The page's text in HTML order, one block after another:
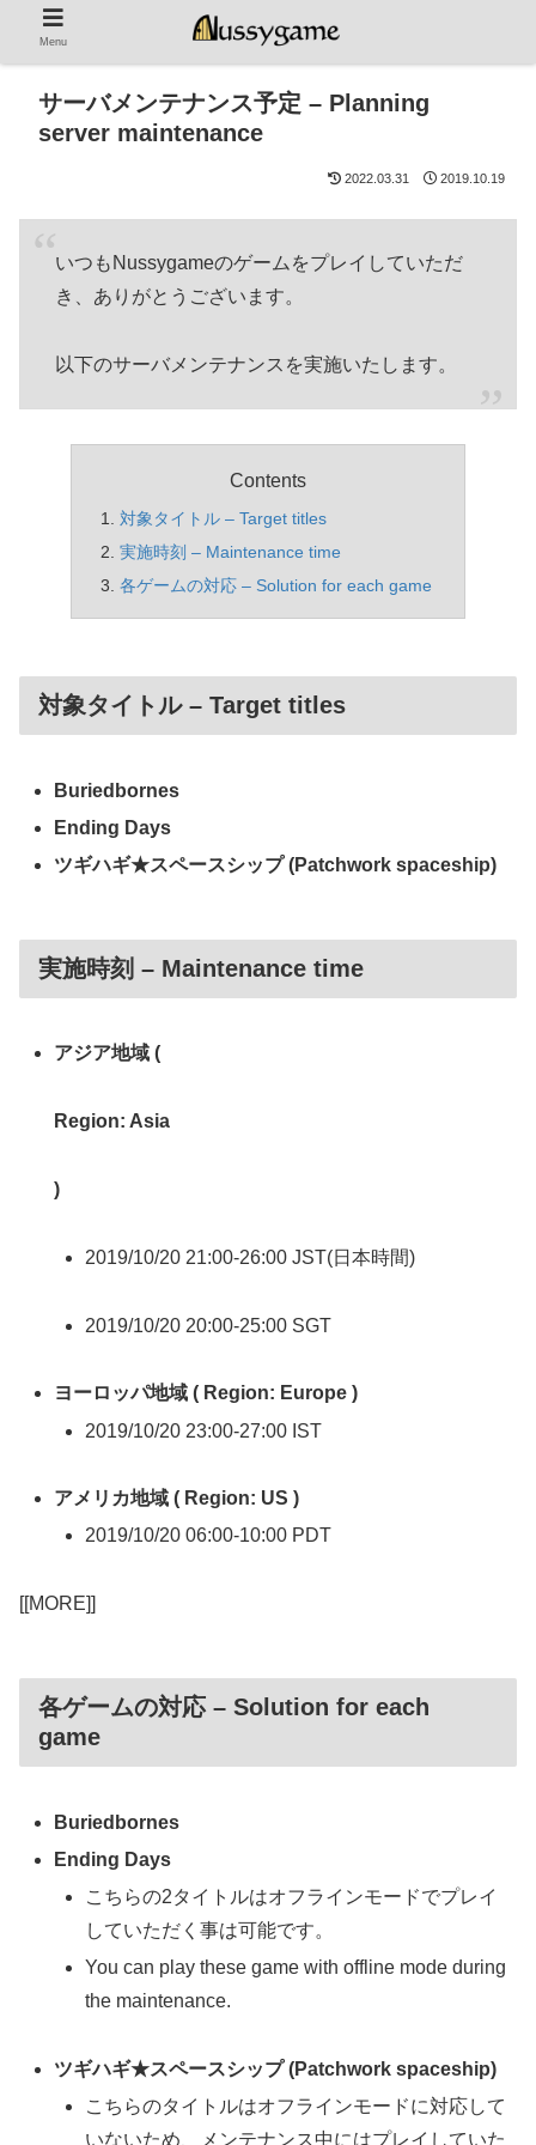
サーバメンテナンス予定 – Planning
server maintenance
2022.03.31 2019.10.19
いつもNussygameのゲームをプレイしていただ
き、ありがとうございます。
以下のサーバメンテナンスを実施いたします。
Contents
対象タイトル – Target titles
実施時刻 – Maintenance time
各ゲームの対応 – Solution for each game
対象タイトル – Target titles
Buriedbornes
Ending Days
ツギハギ★スペースシップ (Patchwork spaceship)
実施時刻 – Maintenance time
アジア地域 (
Region: Asia
)
2019/10/20 21:00-26:00 JST(日本時間)
2019/10/20 20:00-25:00 SGT
ヨーロッパ地域 ( Region: Europe )
2019/10/20 23:00-27:00 IST
アメリカ地域 ( Region: US )
2019/10/20 06:00-10:00 PDT
[[MORE]]
各ゲームの対応 – Solution for each
game
Buriedbornes
Ending Days
こちらの2タイトルはオフラインモードでプレイ
していただく事は可能です。
You can play these game with offline mode during
the maintenance.
ツギハギ★スペースシップ (Patchwork spaceship)
こちらのタイトルはオフラインモードに対応して
いないため、メンテナンス中にはプレイしていた
Menu